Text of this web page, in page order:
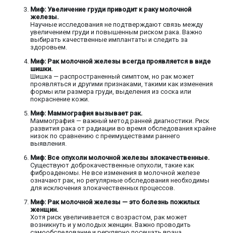
Миф: Увеличение груди приводит к раку молочной
железы.
Научные исследования не подтверждают связь между
увеличением груди и повышенным риском рака. Важно
выбирать качественные имплантаты и следить за
здоровьем.
Миф: Рак молочной железы всегда проявляется в виде
шишки.
Шишка — распространенный симптом, но рак может
проявляться и другими признаками, такими как изменения
формы или размера груди, выделения из соска или
покраснение кожи.
Миф: Маммография вызывает рак.
Маммография — важный метод ранней диагностики. Риск
развития рака от радиации во время обследования крайне
низок по сравнению с преимуществами раннего
выявления.
Миф: Все опухоли молочной железы злокачественные.
Существуют доброкачественные опухоли, такие как
фиброаденомы. Не все изменения в молочной железе
означают рак, но регулярные обследования необходимы
для исключения злокачественных процессов.
Миф: Рак молочной железы — это болезнь пожилых
женщин.
Хотя риск увеличивается с возрастом, рак может
возникнуть и у молодых женщин. Важно проводить